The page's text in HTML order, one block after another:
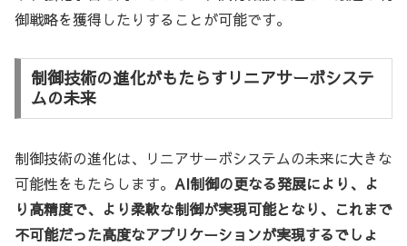
御戦略を獲得したりすることが可能です。
制御技術の進化がもたらすリニアサーボシステ
ムの未来
制御技術の進化は、リニアサーボシステムの未来に大きな
可能性をもたらします。 AI制御の更なる発展により、よ
り高精度で、より柔軟な制御が実現可能となり、これまで
不可能だった高度なアプリケーションが実現するでしょ